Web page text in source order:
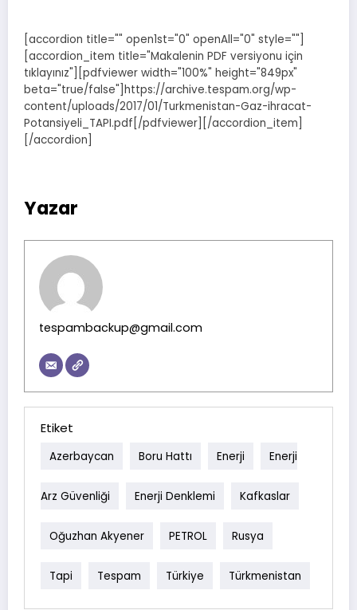
[accordion title="" open1st="0" openAll="0" style=""]
[accordion_item title="Makalenin PDF versiyonu için
tıklayınız"][pdfviewer width="100%" height="849px"
beta="true/false"]https://archive.tespam.org/wp-
content/uploads/2017/01/Turkmenistan-Gaz-ihracat-
Potansiyeli_TAPI.pdf[/pdfviewer][/accordion_item]
[/accordion]
Yazar
tespambackup@gmail.com
Etiket
Azerbaycan Boru Hattı Enerji Enerji
Arz Güvenliği Enerji Denklemi Kafkaslar
Oğuzhan Akyener PETROL Rusya
Tapi Tespam Türkiye Türkmenistan